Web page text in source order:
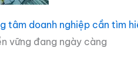
tâm doanh nghiệp cần tìm
vững đang ngày càng